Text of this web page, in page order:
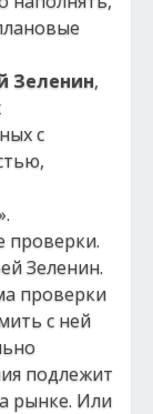
Зеленин,
с
проверки.
Зеленин.
проверки
с ней
подлежит
рынке. Или